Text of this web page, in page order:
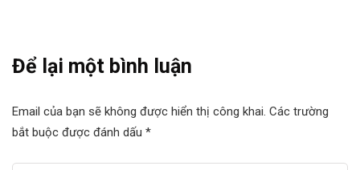
Để lại một bình luận
Email của bạn sẽ không được hiển thị công khai. Các trường
bắt buộc được đánh dấu *